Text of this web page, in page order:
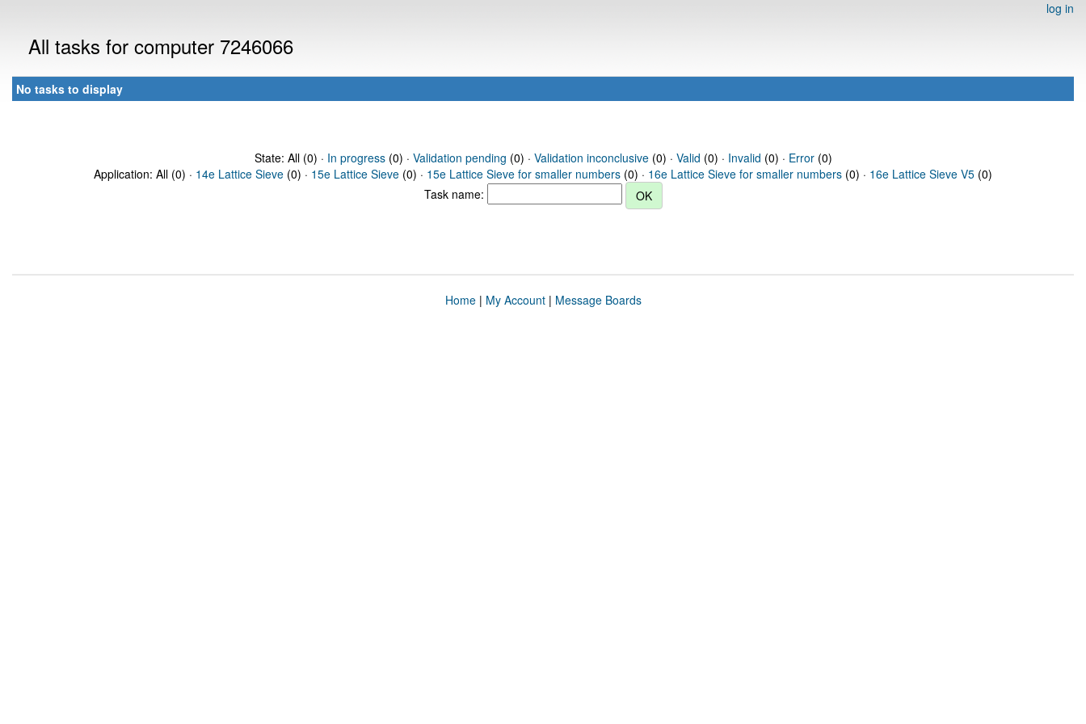
log in
All tasks for computer 7246066
No tasks to display
State: All (0) · In progress(0) · Validation pending (0) · Validation inconclusive(0) · Valid (0) · Invalid (0) · Error(0)
Application: All (0) · 14e Lattice Sieve (0) · 15e Lattice Sieve (0) · 15e Lattice Sieve for smaller numbers (0) · 16e Lattice Sieve for smaller numbers (0) · 16e Lattice Sieve V5 (0)
Task name:
Home| My Account| Message Boards